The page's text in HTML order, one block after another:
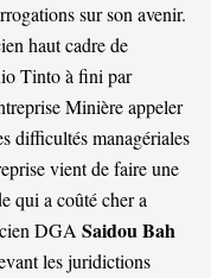
sur son avenir.
haut cadre de
Tinto à fini par
Minière appeler
difficultés managériales
vient de faire une
qui a coûté cher a
DGA Saidou Bah
les juridictions